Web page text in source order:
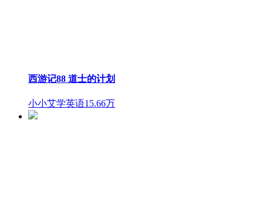
西游记88 道士的计划
小小艾学英语15.66万